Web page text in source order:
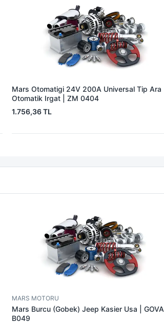
Mars Otomatigi 24V 200A Universal Tip Ara
Otomatik Irgat | ZM 0404
1.756,36 TL
MARS MOTORU
Mars Burcu (Gobek) Jeep Kasier Usa | GOVA
B049